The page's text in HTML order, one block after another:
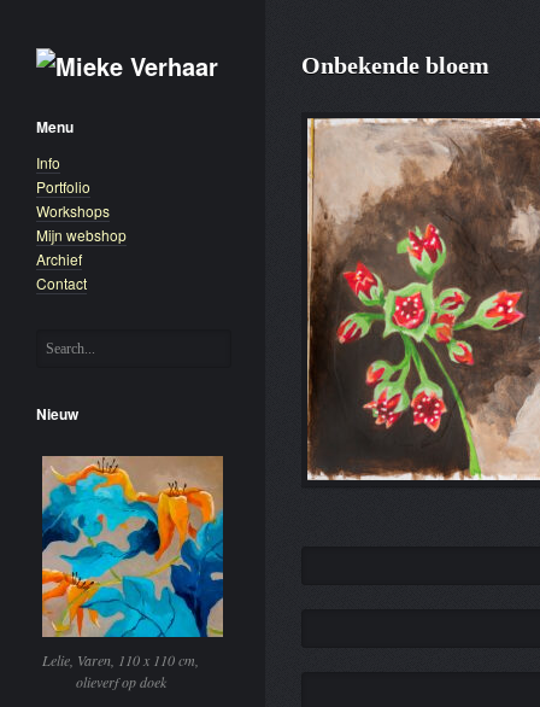
Menu
Info
Portfolio
Workshops
Mijn webshop
Archief
Contact
Nieuw
Lelie, Varen, 110 x 110 cm,
olieverf op doek
Onbekende bloem